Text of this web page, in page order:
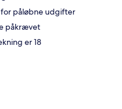
påløbne udgifter
påkrævet
er 18